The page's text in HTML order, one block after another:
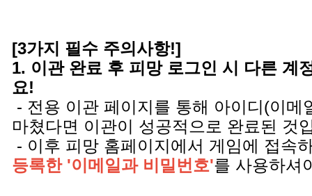
[3가지 필수 주의사항!]
1. 이관 완료 후 피망 로그인 시 다른 계
요!
- 전용 이관 페이지를 통해 아이디(이메
마쳤다면 이관이 성공적으로 완료된 것
- 이후 피망 홈페이지에서 게임에 접속
등록한 '이메일과 비밀번호'를 사용하셔